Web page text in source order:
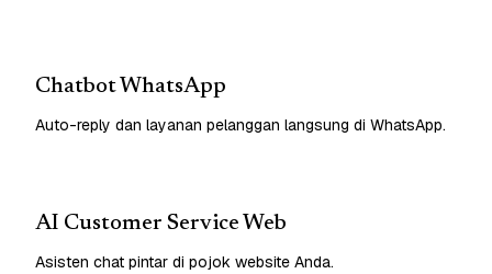
Chatbot WhatsApp
Auto-reply dan layanan pelanggan langsung di WhatsApp.
AI Customer Service Web
Asisten chat pintar di pojok website Anda.